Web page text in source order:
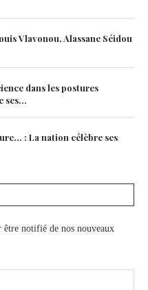
Vlavonou, Alassane Séidou
dans les postures
ses...
: La nation célèbre ses
notifié de nos nouveaux